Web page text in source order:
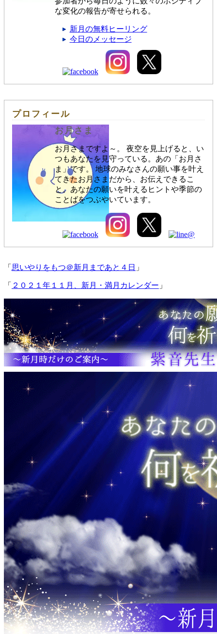
な変化の報告が寄せられる。
新月の無料ヒーリング
今日のメッセージ
プロフィール
お月さま
お月さまですよ～。 夜空を見上げると、い
つもあなたを見守っている。あの「お月さ
ま」です。 地球のみなさんの願い事を叶え
てきたお月さまだから、お伝えできるこ
と。あなたの願いを叶えるヒントや季節の
ことばをつぶやいています。
「 思いやりをもつ＠新月まであと４日 」
「 ２０２１年１１月、新月・満月カレンダー 」